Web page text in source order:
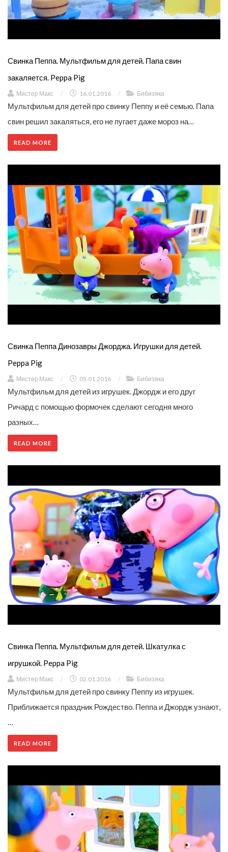
Свинка Пеппа. Мультфильм для детей. Папа свин
закаляется. Peppa Pig
Мистер Макс / 16.01.2016 / Бибизяка
Мультфильм для детей про свинку Пеппу и её семью. Папа
свин решил закаляться, его не пугает даже мороз на…
READ MORE
Свинка Пеппа Динозавры Джорджа. Игрушки для детей.
Peppa Pig
Мистер Макс / 05.01.2016 / Бибизяка
Мультфильм для детей из игрушек. Джордж и его друг
Ричард с помощью формочек сделают сегодня много
разных…
READ MORE
Свинка Пеппа. Мультфильм для детей. Шкатулка с
игрушкой. Peppa Pig
Мистер Макс / 02.01.2016 / Бибизяка
Мультфильм для детей про свинку Пеппу из игрушек.
Приближается праздник Рождество. Пеппа и Джордж узнают,
…
READ MORE